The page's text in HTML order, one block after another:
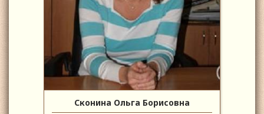
Сконина Ольга Борисовна